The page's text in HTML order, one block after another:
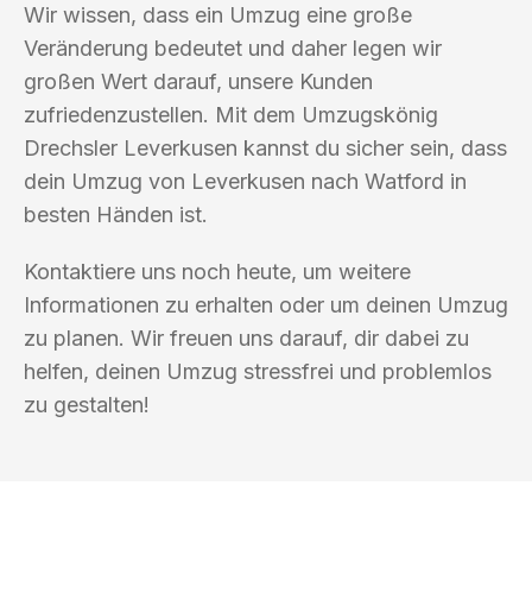
Wir wissen, dass ein Umzug eine große
Veränderung bedeutet und daher legen wir
großen Wert darauf, unsere Kunden
zufriedenzustellen. Mit dem Umzugskönig
Drechsler Leverkusen kannst du sicher sein, dass
dein Umzug von Leverkusen nach Watford in
besten Händen ist.
Kontaktiere uns noch heute, um weitere
Informationen zu erhalten oder um deinen Umzug
zu planen. Wir freuen uns darauf, dir dabei zu
helfen, deinen Umzug stressfrei und problemlos
zu gestalten!